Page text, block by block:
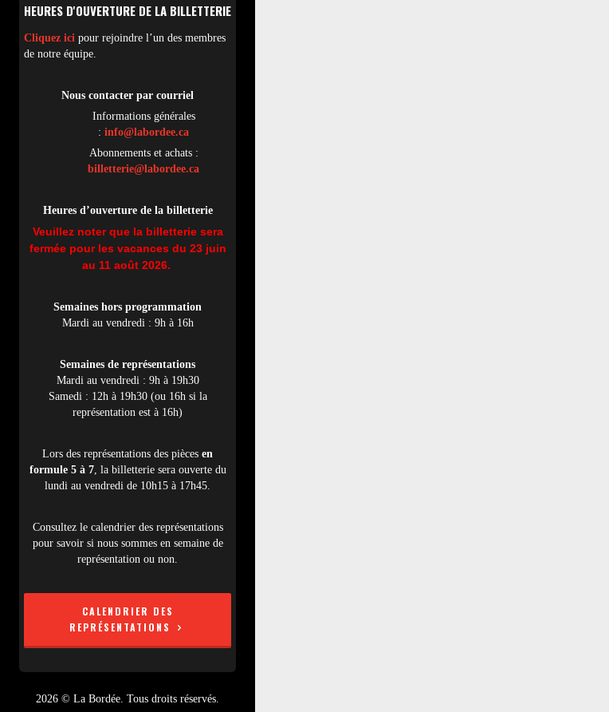
HEURES D'OUVERTURE DE LA BILLETTERIE
Cliquez ici pour rejoindre l’un des membres
de notre équipe.
Nous contacter par courriel
Informations générales
: info@labordee.ca
Abonnements et achats :
billetterie@labordee.ca
Heures d’ouverture de la billetterie
Veuillez noter que la billetterie sera
fermée pour les vacances du 23 juin
au 11 août 2026.
Semaines hors programmation
Mardi au vendredi : 9h à 16h
Semaines de représentations
Mardi au vendredi : 9h à 19h30
Samedi : 12h à 19h30 (ou 16h si la
représentation est à 16h)
Lors des représentations des pièces en
formule 5 à 7, la billetterie sera ouverte du
lundi au vendredi de 10h15 à 17h45.
Consultez le calendrier des représentations
pour savoir si nous sommes en semaine de
représentation ou non.
CALENDRIER DES
REPRÉSENTATIONS
2026 © La Bordée. Tous droits réservés.